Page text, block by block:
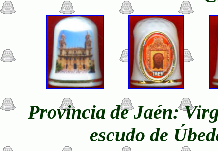
Provincia de Jaén:
escudo de